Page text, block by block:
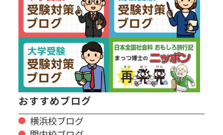
おすすめブログ
横浜校ブログ